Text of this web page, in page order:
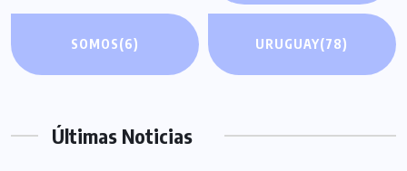
SOMOS(6) URUGUAY(78)
Últimas Noticias